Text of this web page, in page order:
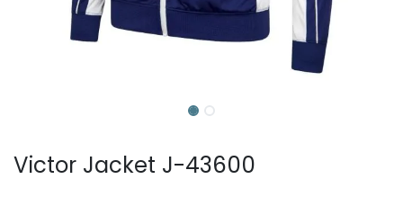
Victor Jacket J-43600